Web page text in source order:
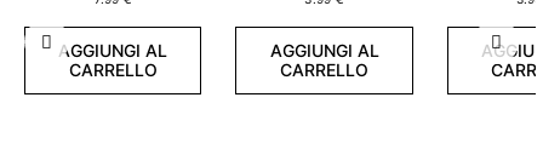
Precedente
AGGIUNGI AL
CARRELLO
AGGIUNGI AL
CARRELLO